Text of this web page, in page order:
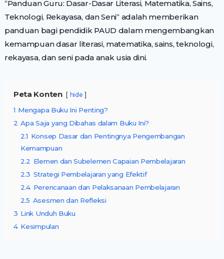
“Panduan Guru: Dasar-Dasar Literasi, Matematika, Sains,
Teknologi, Rekayasa, dan Seni“ adalah memberikan
panduan bagi pendidik PAUD dalam mengembangkan
kemampuan dasar literasi, matematika, sains, teknologi,
rekayasa, dan seni pada anak usia dini.
Peta Konten hide
1 Mengapa Buku Ini Penting?
2 Apa Saja yang Dibahas dalam Buku Ini?
2.1 Konsep Dasar dan Pentingnya Pengembangan
Kemampuan
2.2 Elemen dan Subelemen Capaian Pembelajaran
2.3 Strategi Pembelajaran yang Efektif
2.4 Perencanaan dan Pelaksanaan Pembelajaran
2.5 Asesmen dan Refleksi
3 Link Unduh Buku
4 Kesimpulan